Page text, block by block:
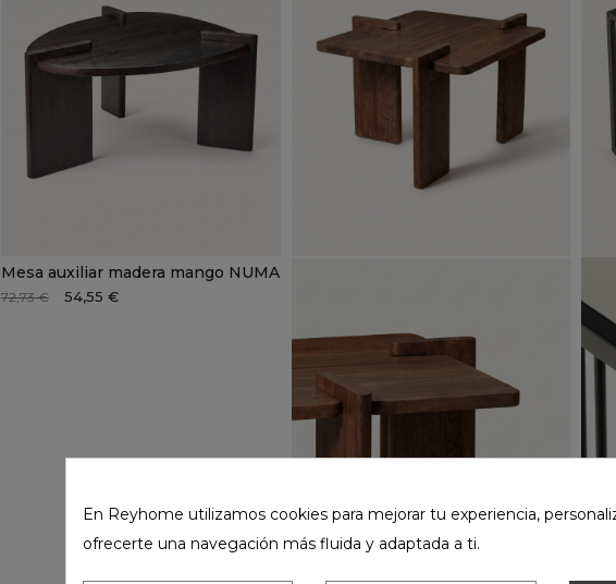
Mesa auxiliar madera mango NUMA
72,73 € 54,55 €
En Reyhome utilizamos cookies para mejorar tu experiencia,
ofrecerte una navegación más fluida y adaptada a ti.